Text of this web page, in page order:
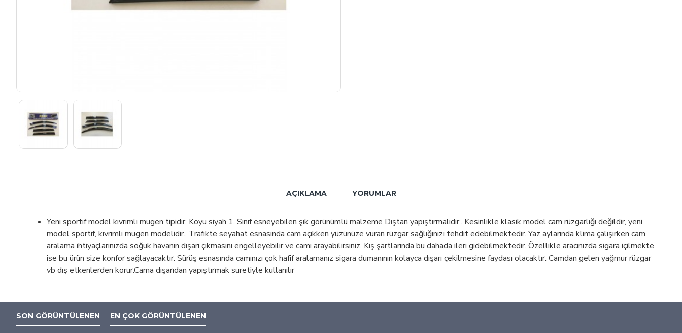
AÇIKLAMA YORUMLAR
Yeni sportif model kıvrımlı mugen tipidir. Koyu siyah 1. Sınıf esneyebilen şık görünümlü malzeme Dıştan yapıştırmalıdır.. Kesinlikle klasik model cam rüzgarlığı değildir, yeni
model sportif, kıvrımlı mugen modelidir.. Trafikte seyahat esnasında cam açıkken yüzünüze vuran rüzgar sağlığınızı tehdit edebilmektedir. Yaz aylarında klima çalışırken cam
aralama ihtiyaçlarınızda soğuk havanın dışarı çıkmasını engelleyebilir ve camı arayabilirsiniz. Kış şartlarında bu dahada ileri gidebilmektedir. Özellikle aracınızda sigara içilmekte
ise bu ürün size konfor sağlayacaktır. Sürüş esnasında camınızı çok hafif aralamanız sigara dumanının kolayca dışarı çekilmesine faydası olacaktır. Camdan gelen yağmur rüzgar
vb dış etkenlerden korur.Cama dışarıdan yapıştırmak suretiyle kullanılır
SON GÖRÜNTÜLENEN EN ÇOK GÖRÜNTÜLENEN